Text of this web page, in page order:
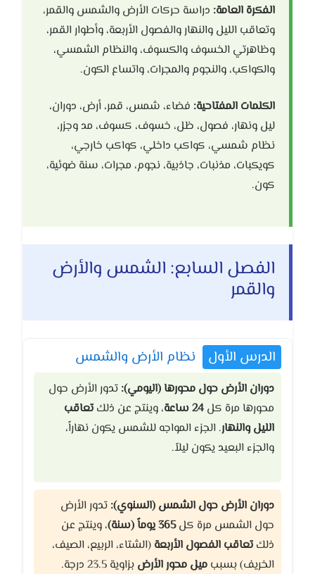
الفكرة العامة: دراسة حركات الأرض والشمس والقمر،
وتعاقب الليل والنهار والفصول الأربعة، وأطوار القمر،
وظاهرتي الخسوف والكسوف، والنظام الشمسي،
والكواكب، والنجوم والمجرات، واتساع الكون.
الكلمات المفتاحية: فضاء، شمس، قمر، أرض، دوران،
ليل ونهار، فصول، ظل، خسوف، كسوف، مد وجزر،
نظام شمسي، كواكب داخلي، كواكب خارجي،
كويكبات، مذنبات، جاذبية، نجوم، مجرات، سنة ضوئية،
كون.
الفصل السابع: الشمس والأرض
والقمر
الدرس الأول نظام الأرض والشمس
دوران الأرض حول محورها (اليومي): تدور الأرض حول
محورها مرة كل 24 ساعة ، وينتج عن ذلك تعاقب
الليل والنهار. الجزء المواجه للشمس يكون نهاراً،
والجزء البعيد يكون ليلاً.
دوران الأرض حول الشمس (السنوي): تدور الأرض
حول الشمس مرة كل365 يوماً (سنة)
، وينتج عن
ذلك تعاقب الفصول الأربعة (الشتاء، الربيع، الصيف،
الخريف) بسبب ميل محور الأرض بزاوية 23.5 درجة.